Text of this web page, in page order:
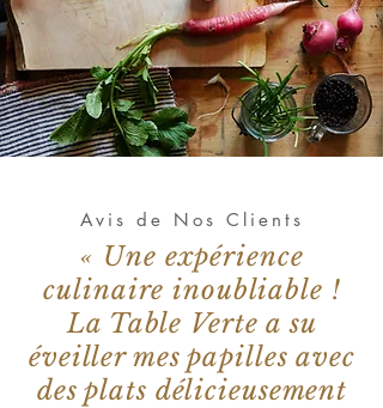
Avis de Nos Clients
« Une expérience
culinaire inoubliable !
La Table Verte a su
éveiller mes papilles avec
des plats délicieusement